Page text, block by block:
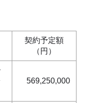
契約予定額
（円）
569,250,000